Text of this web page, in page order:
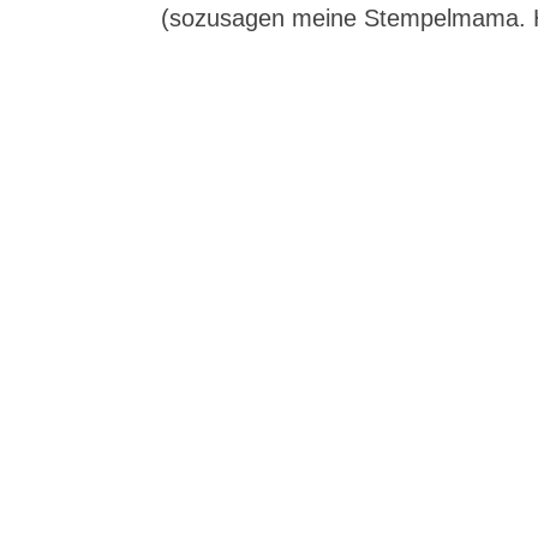
(sozusagen meine Stempelmama.